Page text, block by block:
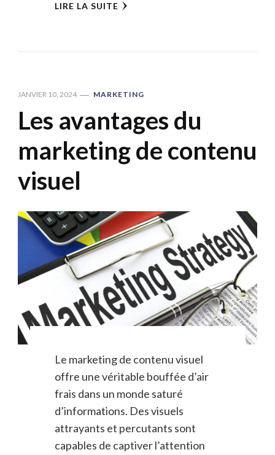
LIRE LA SUITE
JANVIER 10, 2024 MARKETING
Les avantages du
marketing de contenu
visuel
Le marketing de contenu visuel
offre une véritable bouffée d’air
frais dans un monde saturé
d’informations. Des visuels
attrayants et percutants sont
capables de captiver l’attention